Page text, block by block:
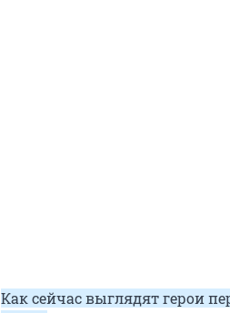
Как сейчас выглядят герои